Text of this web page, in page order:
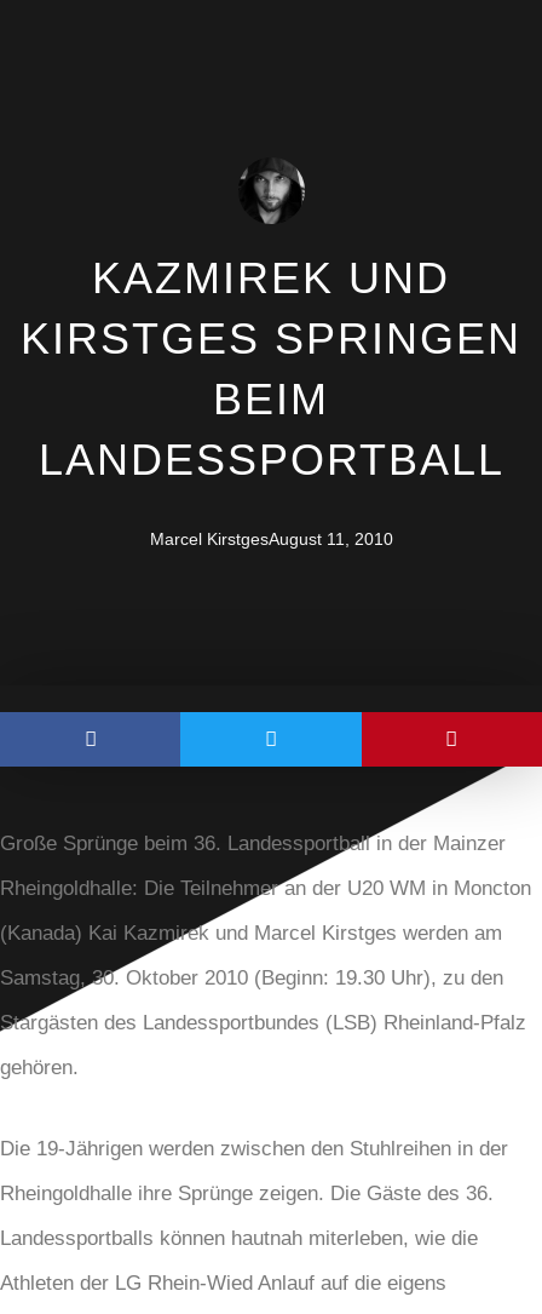
KAZMIREK UND
KIRSTGES SPRINGEN
BEIM
LANDESSPORTBALL
Marcel KirstgesAugust 11, 2010
Große Sprünge beim 36. Landessportball in der Mainzer
Rheingoldhalle: Die Teilnehmer an der U20 WM in Moncton
(Kanada) Kai Kazmirek und Marcel Kirstges werden am
Samstag, 30. Oktober 2010 (Beginn: 19.30 Uhr), zu den
Stargästen des Landessportbundes (LSB) Rheinland-Pfalz
gehören.
Die 19-Jährigen werden zwischen den Stuhlreihen in der
Rheingoldhalle ihre Sprünge zeigen. Die Gäste des 36.
Landessportballs können hautnah miterleben, wie die
Athleten der LG Rhein-Wied Anlauf auf die eigens